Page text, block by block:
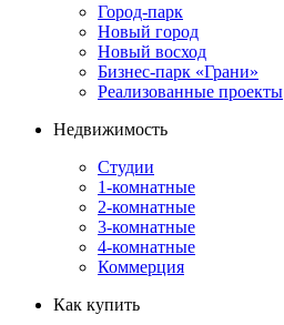
Город-парк
Новый город
Новый восход
Бизнес-парк «Грани»
Реализованные проекты
Недвижимость
Студии
1-комнатные
2-комнатные
3-комнатные
4-комнатные
Коммерция
Как купить